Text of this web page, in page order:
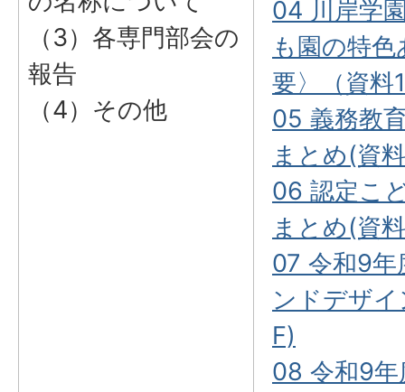
（3）各専門部会の
報告
（4）その他
04 川岸学
も園の特
要〉（資料
05 義務教
まとめ(資
06 認定こ
まとめ(資
07 令和9年
ンドデザ
F)
08 令和9年